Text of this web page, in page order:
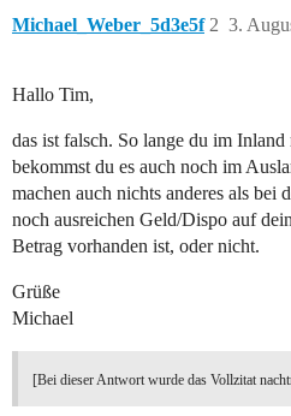
Michael_Weber_5d3e5f 3.
2
Hallo Tim,
das ist falsch. So lange du im
bekommst du es auch noch im
machen auch nichts anderes als bei
noch ausreichen Geld/Dispo auf
Betrag vorhanden ist, oder nicht.
Grüße
Michael
[Bei dieser Antwort wurde das Vollzitat